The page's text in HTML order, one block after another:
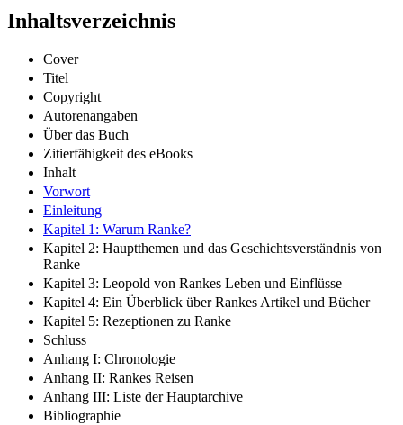
Inhaltsverzeichnis
Cover
Titel
Copyright
Autorenangaben
Über das Buch
Zitierfähigkeit des eBooks
Inhalt
Vorwort
Einleitung
Kapitel 1: Warum Ranke?
Kapitel 2: Hauptthemen und das Geschichtsverständnis von
Ranke
Kapitel 3: Leopold von Rankes Leben und Einflüsse
Kapitel 4: Ein Überblick über Rankes Artikel und Bücher
Kapitel 5: Rezeptionen zu Ranke
Schluss
Anhang I: Chronologie
Anhang II: Rankes Reisen
Anhang III: Liste der Hauptarchive
Bibliographie